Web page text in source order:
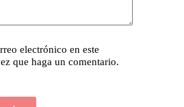
electrónico en este
que haga un comentario.